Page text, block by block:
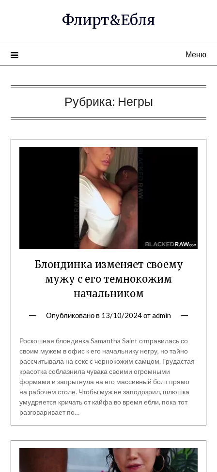
Флирт&Ебля
Меню
Рубрика: Негры
Блондинка изменяет своему
мужу с его темнокожим
начальником
Опубликовано в 13/10/2024отadmin
Роскошная блондинка Samantha Saint отправилась со
своим мужем в офис к его начальнику негру, но тайно
рассчитывала на секс с чернокожим самцом. Грудастая
красотка соблазнила чувака своими огромными
формами и запрыгнула на его массивный болт прямо
на рабочем столе. Чтобы муж не заподозрил, шлюшка
умудряется кричать от кайфа во время ебли, пока тот
разговаривает по…